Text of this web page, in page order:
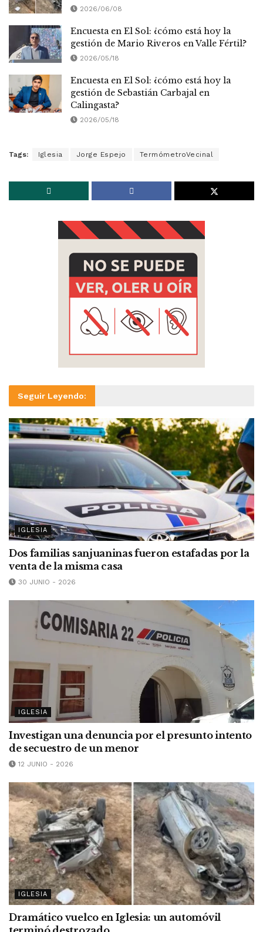
2026/06/08
Encuesta en El Sol: ¿cómo está hoy la
gestión de Mario Riveros en Valle Fértil?
2026/05/18
Encuesta en El Sol: ¿cómo está hoy la
gestión de Sebastián Carbajal en
Calingasta?
2026/05/18
Tags: Iglesia Jorge Espejo TermómetroVecinal
Seguir Leyendo:
IGLESIA
Dos familias sanjuaninas fueron estafadas por la
venta de la misma casa
30 JUNIO - 2026
IGLESIA
Investigan una denuncia por el presunto intento
de secuestro de un menor
12 JUNIO - 2026
IGLESIA
Dramático vuelco en Iglesia: un automóvil